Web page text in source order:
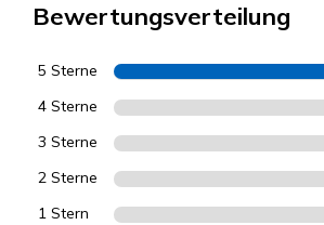
Bewertungsverteilung
5 Sterne
4 Sterne
3 Sterne
2 Sterne
1 Stern